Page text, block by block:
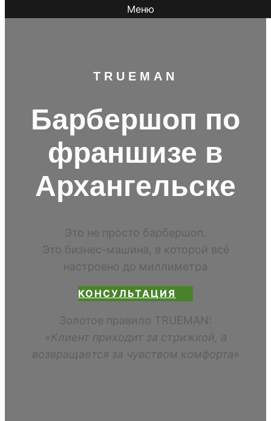
Меню
TR UEMAN
Барбершоп по
франшизе в
Архангельске
Это не просто барбершоп.
Это бизнес-машина, в которой всё
настроено до миллиметра
КОНСУЛЬТАЦИЯ
Золотое правило TRUEMAN:
«Клиент приходит за стрижкой, а
возвращается за чувством комфорта»